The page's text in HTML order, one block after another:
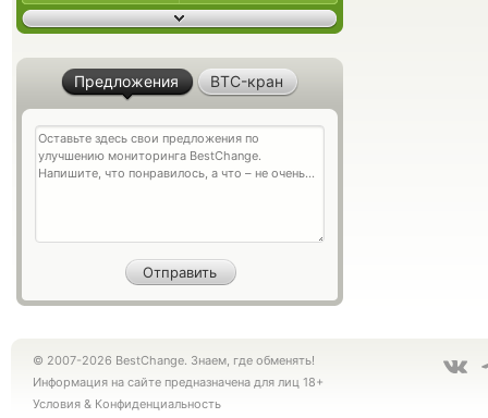
Предложения BTC-кран
© 2007-2026 BestChange. Знаем, где обменять!
Информация на сайте предназначена для лиц 18+
Условия & Конфиденциальность